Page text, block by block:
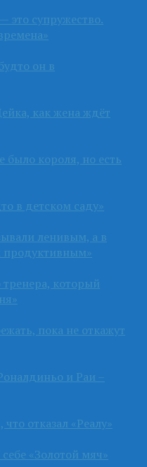
это супружество.
он в
как жена ждёт
короля, но есть
в детском саду»
ленивым, а в
продуктивным»
который
пока не откажут
и Раи –
отказал «Реалу»
«Золотой мяч»